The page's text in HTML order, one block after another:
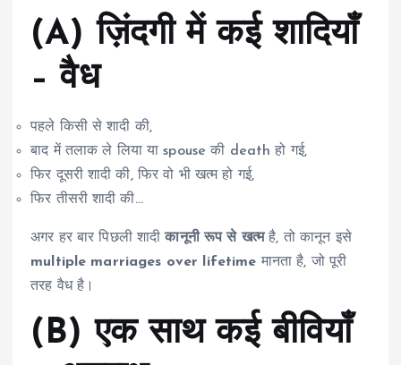
(A) ज़िंदगी में कई शादियाँ
– वैध
पहले किसी से शादी की,
बाद में तलाक ले लिया या spouse की death हो गई,
फिर दूसरी शादी की, फिर वो भी खत्म हो गई,
फिर तीसरी शादी की…
अगर हर बार पिछली शादीकानूनी रूप से खत्महै, तो कानून इसे
multiple marriages over lifetime मानता है, जो पूरी
तरह वैध है।
(B) एक साथ कई बीवियाँ